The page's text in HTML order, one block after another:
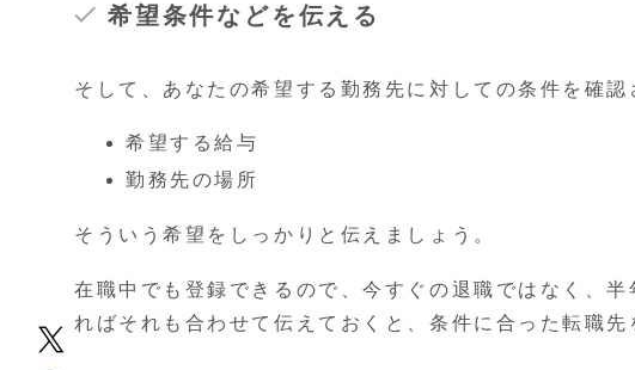
希望条件などを伝える
そして、あなたの希望する勤務先に対しての条件を確認
希望する給与
勤務先の場所
そういう希望をしっかりと伝えましょう。
在職中でも登録できるので、今すぐの退職ではなく、
ればそれも合わせて伝えておくと、条件に合った転職先